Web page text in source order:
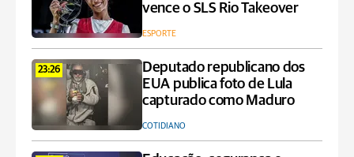
vence o SLS Rio Takeover
ESPORTE
23:26
Deputado republicano dos
EUA publica foto de Lula
capturado como Maduro
COTIDIANO